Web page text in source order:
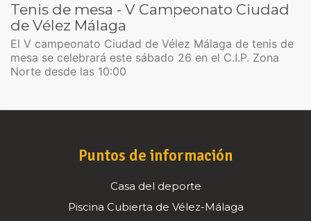
Tenis de mesa - V Campeonato Ciudad
de Vélez Málaga
El V campeonato Ciudad de Vélez Málaga de tenis de
mesa se celebrará este sábado 26 en el C.I.P. Zona
Norte desde las 10:00
Puntos de información
Casa del deporte
Piscina Cubierta de Vélez-Málaga